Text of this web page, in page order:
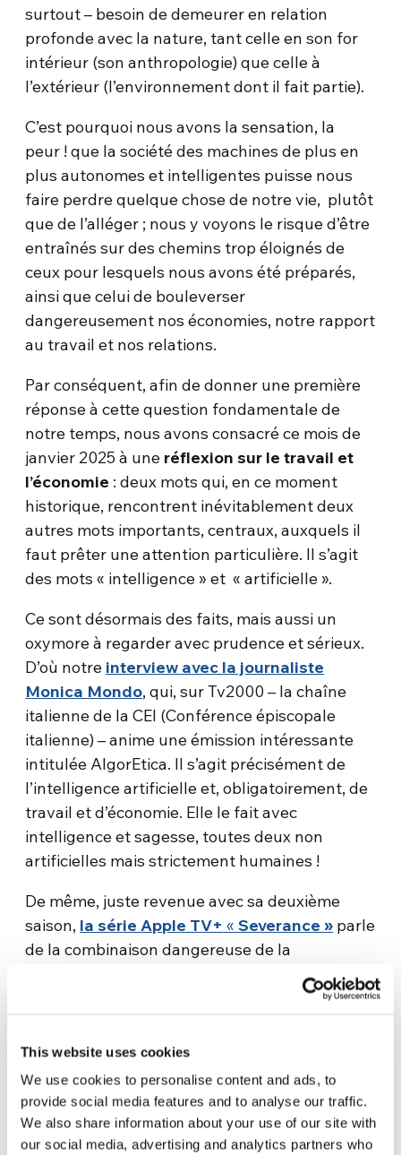
This website uses cookies
We use cookies to personalise content and ads, to
provide social media features and to analyse our traffic.
We also share information about your use of our site with
our social media, advertising and analytics partners who
surtout – besoin de demeurer en relation
profonde avec la nature, tant celle en son for
intérieur (son anthropologie) que celle à
l’extérieur (l’environnement dont il fait partie).
C’est pourquoi nous avons la sensation, la
peur ! que la société des machines de plus en
plus autonomes et intelligentes puisse nous
faire perdre quelque chose de notre vie, plutôt
que de l’alléger ; nous y voyons le risque d’être
entraînés sur des chemins trop éloignés de
ceux pour lesquels nous avons été préparés,
ainsi que celui de bouleverser
dangereusement nos économies, notre rapport
au travail et nos relations.
Par conséquent, afin de donner une première
réponse à cette question fondamentale de
notre temps, nous avons consacré ce mois de
janvier 2025 à une réflexion sur le travail et
l’économie : deux mots qui, en ce moment
historique, rencontrent inévitablement deux
autres mots importants, centraux, auxquels il
faut prêter une attention particulière. Il s’agit
des mots « intelligence » et « artificielle ».
Ce sont désormais des faits, mais aussi un
oxymore à regarder avec prudence et sérieux.
D’où notre interview avec la journaliste
Monica Mondo, qui, sur Tv2000 – la chaîne
italienne de la CEI (Conférence épiscopale
italienne) – anime une émission intéressante
intitulée AlgorEtica. Il s’agit précisément de
l’intelligence artificielle et, obligatoirement, de
travail et d’économie. Elle le fait avec
intelligence et sagesse, toutes deux non
artificielles mais strictement humaines !
De même, juste revenue avec sa deuxième
saison, la série Apple TV+ «Severance » parle
de la combinaison dangereuse de la
technologie et du travail. Avec sa science-
fiction éthique et philosophique, elle raconte
vies professionnelles : avec un style raffiné,
elle présente certains aspects troublants, à
travers une hyperbole que nous ne dévoilons
pas ici, mais que nous expliquons dans notre
article/réflexion sur les séries et les thèmes qui